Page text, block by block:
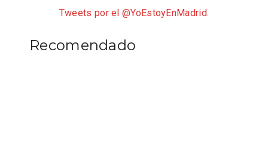
Tweets por el @YoEstoyEnMadrid.
Recomendado